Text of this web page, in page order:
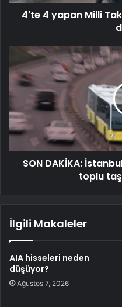
4'te 4 yapan Milli
SON DAKİKA:
toplu
İlgili Makaleler
AIA hisseleri neden
düşüyor?
Ağustos 7, 2026